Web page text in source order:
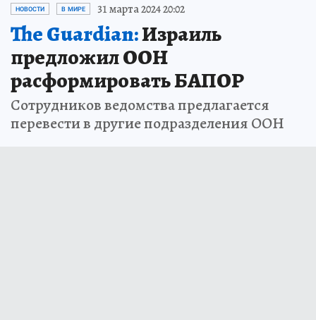
НОВОСТИ В МИРЕ 31 марта 2024 20:02
The Guardian:Израиль
предложил ООН
расформировать БАПОР
Сотрудников ведомства предлагается
перевести в другие подразделения ООН